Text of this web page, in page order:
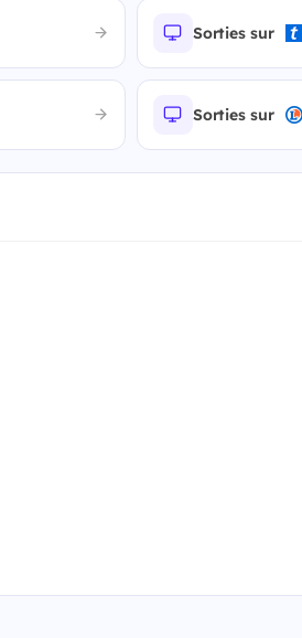
Sorties sur
Sorties sur